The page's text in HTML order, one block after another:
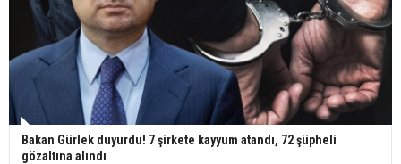
Bakan Gürlek duyurdu! 7 şirkete kayyum atandı, 72 şüpheli
gözaltına alındı